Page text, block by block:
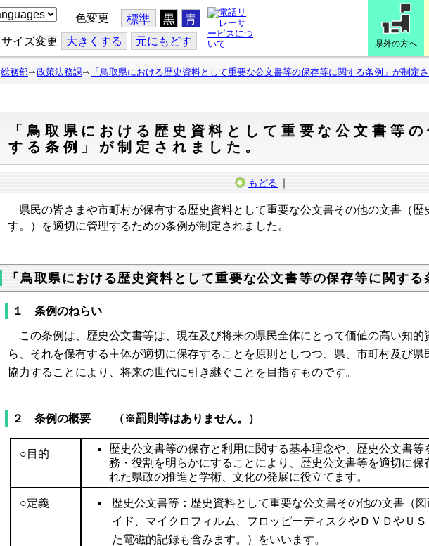
色変更 標準 黒 青
サイズ変更 大きくする 元にもどす 県外の方へ
総務部 政策法務課 「鳥取県における歴史資料として重要な公文書等の保存等に関する条例」が制定さ
「鳥取県における歴史資料として重要な公文書等の
する条例」が制定されました。
もどる ｜
県民の皆さまや市町村が保有する歴史資料として重要な公文書その他の文書（歴
す。）を適切に管理するための条例が制定されました。
「鳥取県における歴史資料として重要な公文書等の保存等に関する
１ 条例のねらい
この条例は、歴史公文書等は、現在及び将来の県民全体にとって価値の高い知的
ら、それを保有する主体が適切に保存することを原則としつつ、県、市町村及び県
協力することにより、将来の世代に引き継ぐことを目指すものです。
２ 条例の概要 （※罰則等はありません。）
○目的
歴史公文書等の保存と利用に関する基本理念や、歴史公文書等
務・役割を明らかにすることにより、歴史公文書等を適切に保
れた県政の推進と学術、文化の発展に役立てます。
○定義
歴史公文書等：歴史資料として重要な公文書その他の文書（
イド、マイクロフィルム、フロッピーディスクやＤＶＤやＵ
た電磁的記録も含みます。）をいいます。